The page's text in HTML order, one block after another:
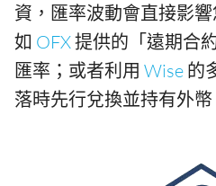
資，匯率波動會直接影
如 OFX提供的「遠期合
匯率；或者利用 Wise 的
落時先行兌換並持有外幣